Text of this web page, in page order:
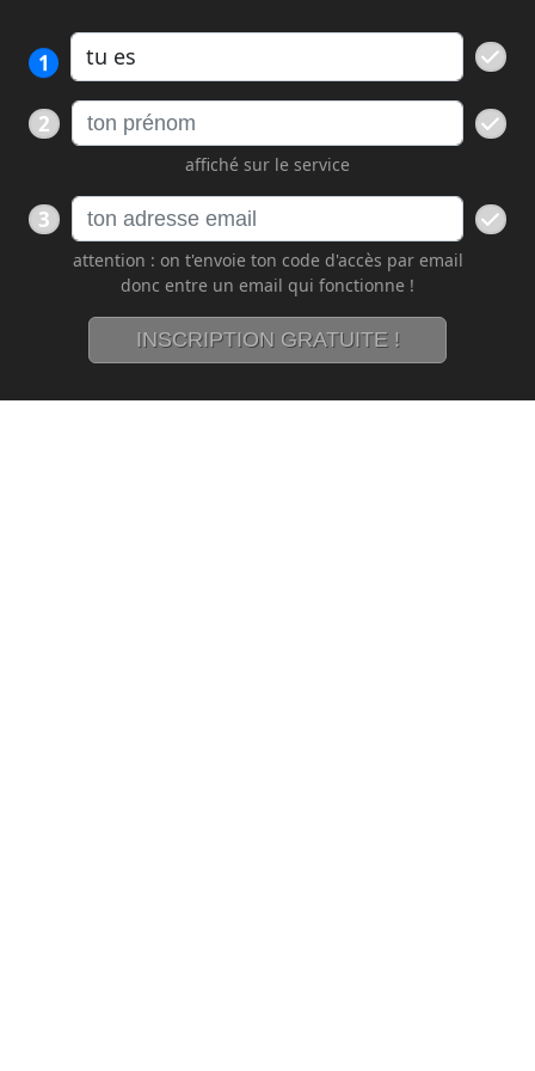
1
2
affiché sur le service
3
attention : on t'envoie ton code d'accès par email
donc entre un email qui fonctionne !
INSCRIPTION GRATUITE !